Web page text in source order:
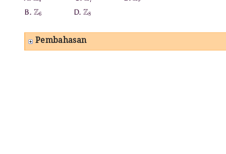
B. Z6 D. Z8
Pembahasan